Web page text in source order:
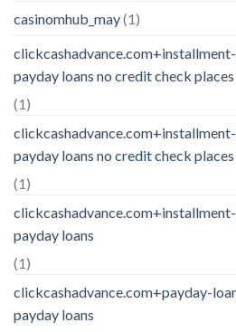
casinomhub_may(1)
payday loans no credit check places
(1)
payday loans no credit check places
(1)
payday loans
(1)
clickcashadvance.com+payday-
payday loans